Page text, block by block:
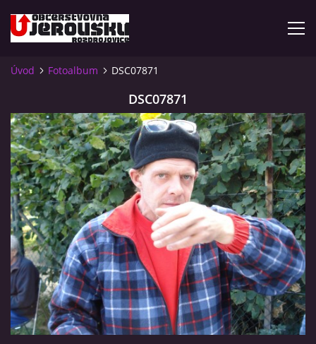
KDE NÁS NAJDETE?
VIDLÁCKÝ VÍCEBOJ 2023 - VIDEO
OTEVÍRACÍ DOBA
VIDLÁCKÝ VÍCEBOJ 2020 - ČLÁNEK Z ROZDROJOVICKÉ
DRBNY 4/2020
VIDLÁCKÝ VÍCEBOJ 2020 - VIDEO
Úvod Fotoalbum DSC07871
DSC07871